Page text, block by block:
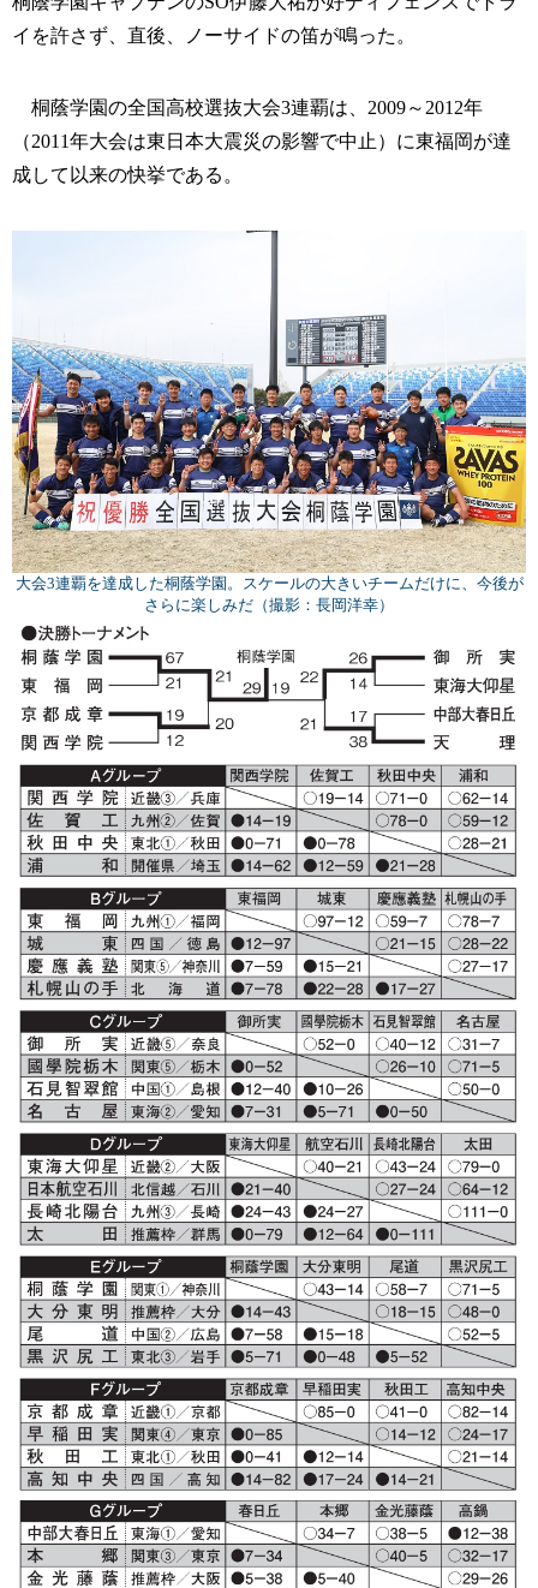
イを許さず、直後、ノーサイドの笛が鳴った。
桐蔭学園の全国高校選抜大会3連覇は、2009～2012年
（2011年大会は東日本大震災の影響で中止）に東福岡が達
成して以来の快挙である。
大会3連覇を達成した桐蔭学園。スケールの大きいチームだけに、今後が
さらに楽しみだ（撮影：長岡洋幸）